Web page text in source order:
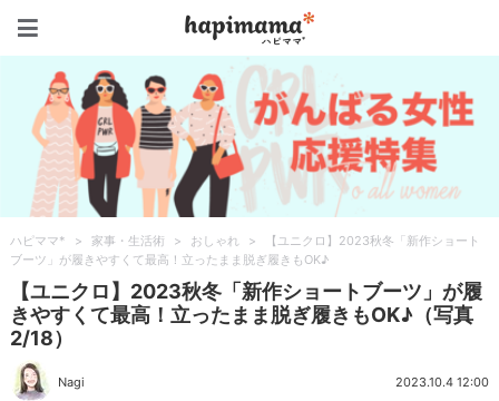
ハピママ* > 家事・生活術 > おしゃれ >
【ユニクロ】2023秋冬「新作ショート
ブーツ」が履きやすくて最高！立ったまま脱ぎ履きもOK♪
【ユニクロ】2023秋冬「新作ショートブーツ」が履
きやすくて最高！立ったまま脱ぎ履きもOK♪（写真
2/18）
Nagi 2023.10.4 12:00